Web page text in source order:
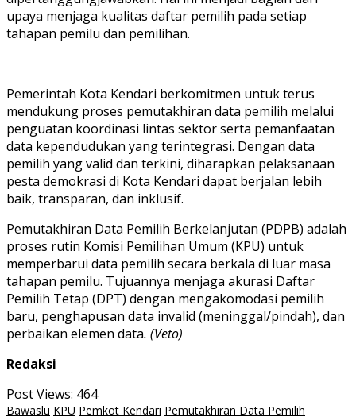
upaya menjaga kualitas daftar pemilih pada setiap
tahapan pemilu dan pemilihan.
Pemerintah Kota Kendari berkomitmen untuk terus
mendukung proses pemutakhiran data pemilih melalui
penguatan koordinasi lintas sektor serta pemanfaatan
data kependudukan yang terintegrasi. Dengan data
pemilih yang valid dan terkini, diharapkan pelaksanaan
pesta demokrasi di Kota Kendari dapat berjalan lebih
baik, transparan, dan inklusif.
Pemutakhiran Data Pemilih Berkelanjutan (PDPB) adalah
proses rutin Komisi Pemilihan Umum (KPU) untuk
memperbarui data pemilih secara berkala di luar masa
tahapan pemilu. Tujuannya menjaga akurasi Daftar
Pemilih Tetap (DPT) dengan mengakomodasi pemilih
baru, penghapusan data invalid (meninggal/pindah), dan
perbaikan elemen data. (Veto)
Redaksi
Post Views: 464
Bawaslu KPU Pemkot Kendari Pemutakhiran Data Pemilih